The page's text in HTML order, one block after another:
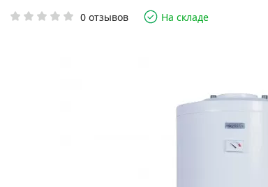
0 отзывов На складе